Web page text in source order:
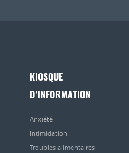
KIOSQUE
D’INFORMATION
Anxiété
Intimidation
Troubles alimentaires